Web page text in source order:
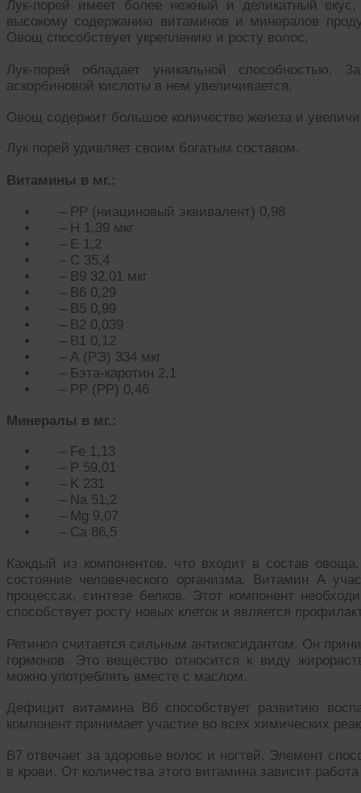
Лук-порей имеет более нежный и деликатный
высокому содержанию витаминов и минералов
Овощ способствует укреплению и росту волос.
Лук-порей обладает уникальной способностью.
аскорбиновой кислоты в нем увеличивается.
Овощ содержит большое количество железа и
Лук порей удивляет своим богатым составом.
Витамины в мг.:
– РР (ниациновый эквивалент) 0,98
– Н 1,39 мкг
– Е 1,2
– С 35,4
– В9 32,01 мкг
– В6 0,29
– В5 0,99
– В2 0,039
– В1 0,12
– А (РЭ) 334 мкг
– Бэта-каротин 2,1
– РР (РР) 0,46
Минералы в мг.:
– Fe 1,13
– P 59,01
– K 231
– Na 51,2
– Mg 9,07
– Ca 86,5
Каждый из компонентов, что входит в состав
состояние человеческого организма. Витамин А
процессах, синтезе белков. Этот компонент
способствует росту новых клеток и является
Ретинол считается сильным антиоксидантом. Он
гормонов. Это вещество относится к виду
можно употреблять вместе с маслом.
Дефицит витамина В6 способствует развитию
компонент принимает участие во всех химических
В7 отвечает за здоровье волос и ногтей. Элемент
в крови. От количества этого витамина зависит